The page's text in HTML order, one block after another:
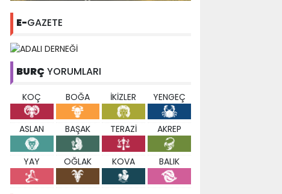
E-GAZETE
BURÇ YORUMLARI
KOÇ BOĞA İKİZLER YENGEÇ
ASLAN BAŞAK TERAZİ AKREP
YAY OĞLAK KOVA BALIK